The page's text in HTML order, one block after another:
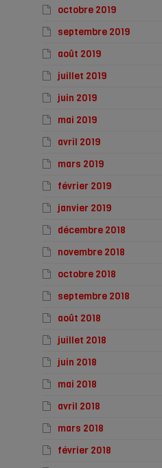
octobre 2019
septembre 2019
août 2019
juillet 2019
juin 2019
mai 2019
avril 2019
mars 2019
février 2019
janvier 2019
décembre 2018
novembre 2018
octobre 2018
septembre 2018
août 2018
juillet 2018
juin 2018
mai 2018
avril 2018
mars 2018
février 2018